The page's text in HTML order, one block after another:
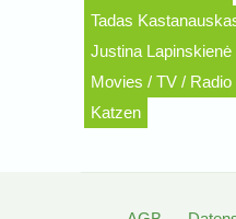
Tadas
Justina Lapinskienė
Movies / TV / Radio
Katzen